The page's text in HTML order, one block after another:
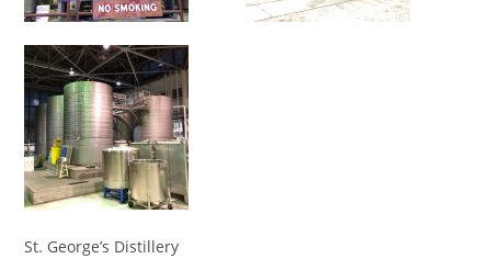
St. George’s Distillery